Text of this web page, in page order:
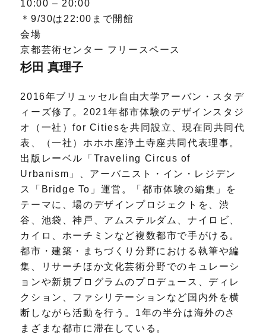
10:00 – 20:00
＊9/30は22:00まで開館
会場
京都芸術センター フリースペース
杉田 真理子
2016年ブリュッセル自由大学アーバン・スタデ
ィーズ修了。2021年都市体験のデザインスタジ
オ（一社）for Citiesを共同設立、現在同共同代
表、（一社）ホホホ座浄土寺座共同代表理事。
出版レーベル「Traveling Circus of
Urbanism」、アーバニスト・イン・レジデン
ス「Bridge To」運営。「都市体験の編集」を
テーマに、場のデザインプロジェクトを、渋
谷、池袋、神戸、アムステルダム、ナイロビ、
カイロ、ホーチミンなど複数都市で手がける。
都市・建築・まちづくり分野における執筆や編
集、リサーチほか文化芸術分野でのキュレーシ
ョンや新規プログラムのプロデュース、ディレ
クション、ファシリテーションなど国内外を横
断しながら活動を行う。1年の半分は海外のさ
まざまな都市に滞在している。